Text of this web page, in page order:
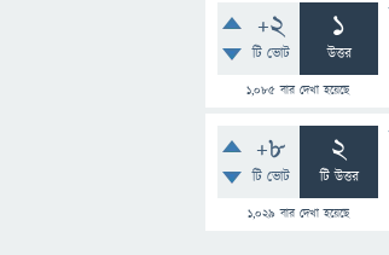
+2
টি ভোট
1
উত্তর
1,085 বার দেখা হয়েছে
+8
টি ভোট
2
টি উত্তর
1,029 বার দেখা হয়েছে